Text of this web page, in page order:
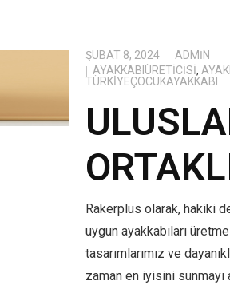
ŞUBAT 8, 2024
ADMIN
AYAKKABIÜRETICISI,
TÜRKIYEÇOCUKAYAKKABI
Rakerplus olarak, hakiki
uygun ayakkabıları
tasarımlarımız ve
zaman en iyisini sunmayı